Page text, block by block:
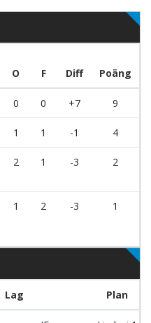
O F Diff Poäng
0 0 +7 9
1 1 -1 4
2 1 -3 2
1 2 -3 1
Lag Plan